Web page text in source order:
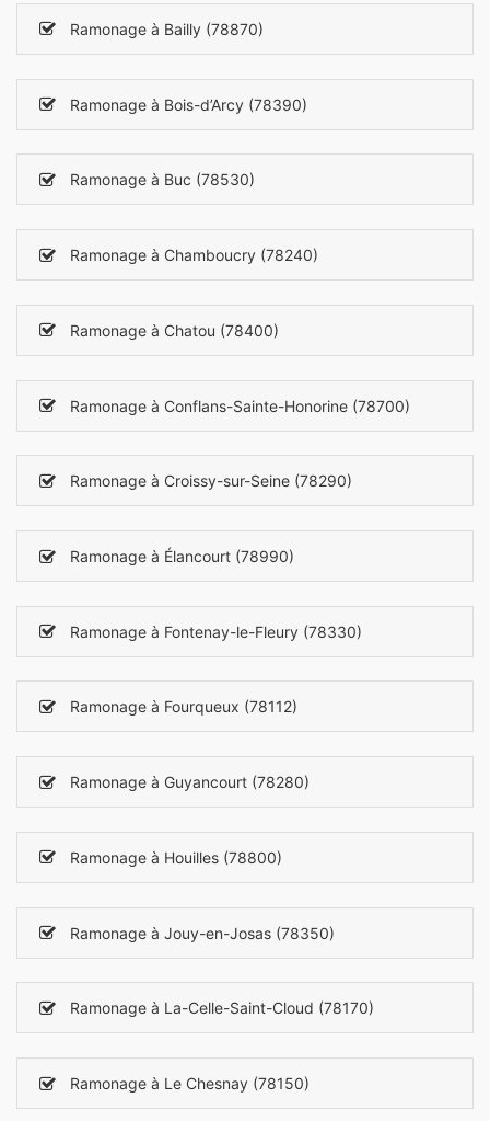
Ramonage à Bailly (78870)
Ramonage à Bois-d’Arcy (78390)
Ramonage à Buc (78530)
Ramonage à Chamboucry (78240)
Ramonage à Chatou (78400)
Ramonage à Conflans-Sainte-Honorine (78700)
Ramonage à Croissy-sur-Seine (78290)
Ramonage à Élancourt (78990)
Ramonage à Fontenay-le-Fleury (78330)
Ramonage à Fourqueux (78112)
Ramonage à Guyancourt (78280)
Ramonage à Houilles (78800)
Ramonage à Jouy-en-Josas (78350)
Ramonage à La-Celle-Saint-Cloud (78170)
Ramonage à Le Chesnay (78150)